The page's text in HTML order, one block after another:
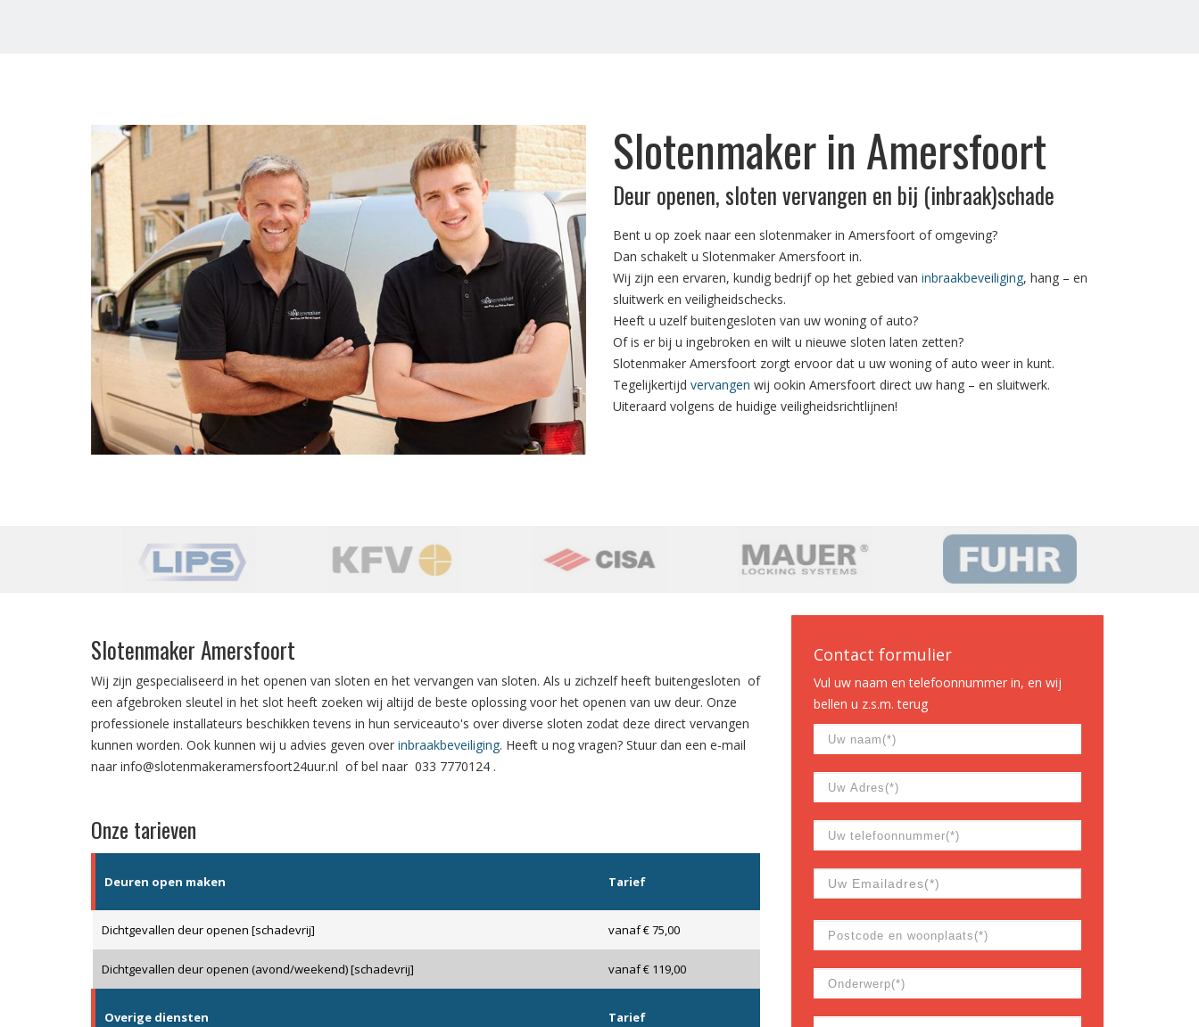
Slotenmaker in Amersfoort
Deur openen, sloten vervangen en bij (inbraak)schade
Bent u op zoek naar een slotenmaker in Amersfoort of omgeving?
Dan schakelt u Slotenmaker Amersfoort in.
Wij zijn een ervaren, kundig bedrijf op het gebied van inbraakbeveiliging, hang – en
sluitwerk en veiligheidschecks.
Heeft u uzelf buitengesloten van uw woning of auto?
Of is er bij u ingebroken en wilt u nieuwe sloten laten zetten?
Slotenmaker Amersfoort zorgt ervoor dat u uw woning of auto weer in kunt.
Tegelijkertijd vervangen wij ookin Amersfoort direct uw hang – en sluitwerk.
Uiteraard volgens de huidige veiligheidsrichtlijnen!
Slotenmaker Amersfoort
Wij zijn gespecialiseerd in het openen van sloten en het vervangen van sloten. Als u zichzelf heeft buitengesloten of
een afgebroken sleutel in het slot heeft zoeken wij altijd de beste oplossing voor het openen van uw deur. Onze
professionele installateurs beschikken tevens in hun serviceauto's over diverse sloten zodat deze direct vervangen
kunnen worden. Ook kunnen wij u advies geven over inbraakbeveiliging. Heeft u nog vragen? Stuur dan een e-mail
naar info@slotenmakeramersfoort24uur.nl of bel naar 033 7770124 .
Onze tarieven
Deuren open maken Tarief
Dichtgevallen deur openen [schadevrij] vanaf € 75,00
Dichtgevallen deur openen (avond/weekend) [schadevrij] vanaf € 119,00
Overige diensten Tarief
Contact formulier
Vul uw naam en telefoonnummer in, en wij
bellen u z.s.m. terug